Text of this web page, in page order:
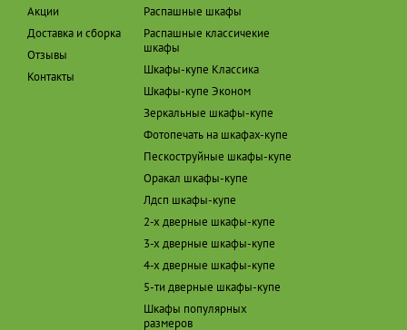
Акции
Доставка и сборка
Отзывы
Контакты
Распашные шкафы
Распашные классичекие
шкафы
Шкафы-купе Классика
Шкафы-купе Эконом
Зеркальные шкафы-купе
Фотопечать на шкафах-купе
Пескоструйные шкафы-купе
Оракал шкафы-купе
Лдсп шкафы-купе
2-х дверные шкафы-купе
3-х дверные шкафы-купе
4-х дверные шкафы-купе
5-ти дверные шкафы-купе
Шкафы популярных
размеров